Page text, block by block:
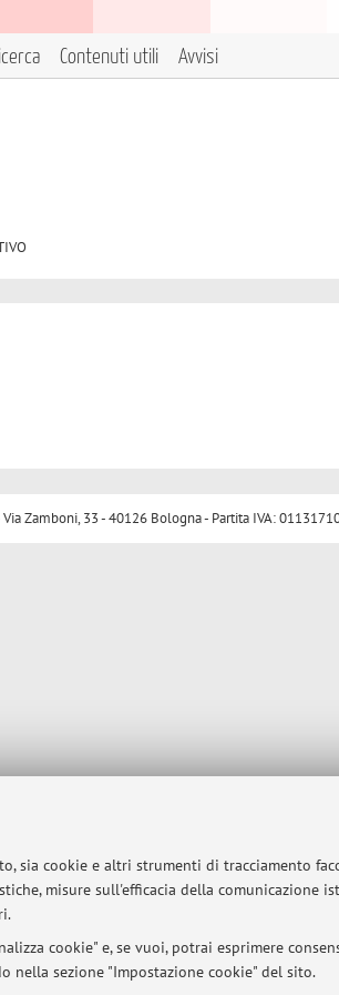
sia cookie e altri strumenti di tracciamento
misure sull'efficacia della comunicazione
cookie" e, se vuoi, potrai esprimere
nella sezione "Impostazione cookie" del sito.
Contenuti utili Avvisi
Zamboni, 33 - 40126 Bologna - Partita IVA: